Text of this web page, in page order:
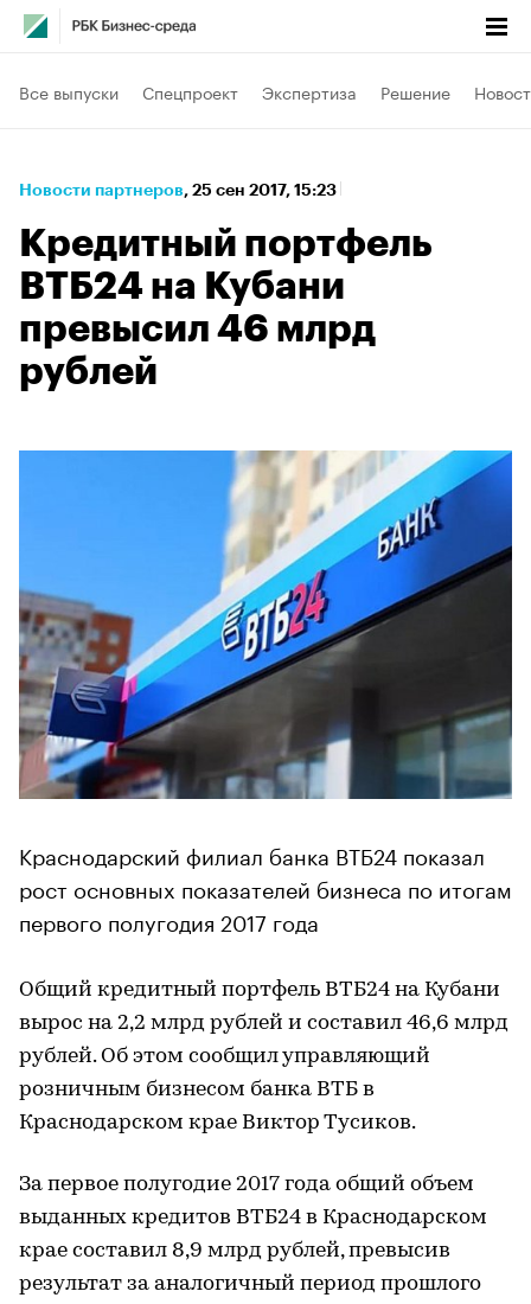
Все выпуски Спецпроект Экспертиза Решение
Новости партнеров⁠, 25 сен 2017, 15:23
Кредитный портфель
ВТБ24 на Кубани
превысил 46 млрд
рублей
Краснодарский филиал банка ВТБ24 показал
рост основных показателей бизнеса по итогам
первого полугодия 2017 года
Общий кредитный портфель ВТБ24 на Кубани
вырос на 2,2 млрд рублей и составил 46,6 млрд
рублей. Об этом сообщил управляющий
розничным бизнесом банка ВТБ в
Краснодарском крае Виктор Тусиков.
За первое полугодие 2017 года общий объем
выданных кредитов ВТБ24 в Краснодарском
крае составил 8,9 млрд рублей, превысив
результат за аналогичный период прошлого